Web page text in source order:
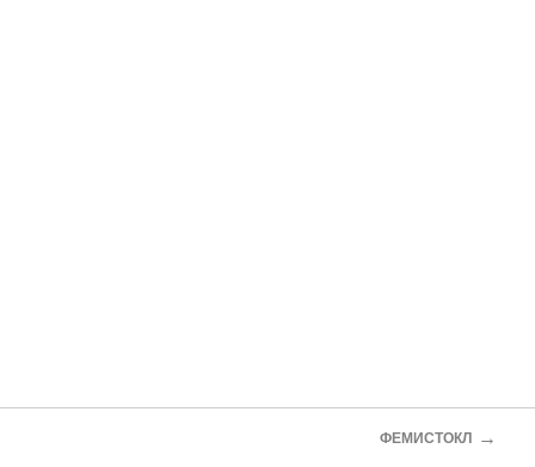
ФЕМИСТОКЛ →